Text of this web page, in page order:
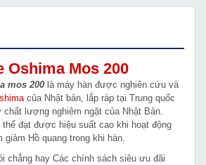
Oshima Mos 200
mos 200 là máy hàn được nghiên cứu và
của Nhật bản, lắp ráp tại Trung quốc
lượng nghiêm ngặt của Nhật Bản.
đạt được hiệu suất cao khi hoạt động
giảm Hồ quang trong khi hàn.
chẳng hay Các chính sách siêu ưu đãi